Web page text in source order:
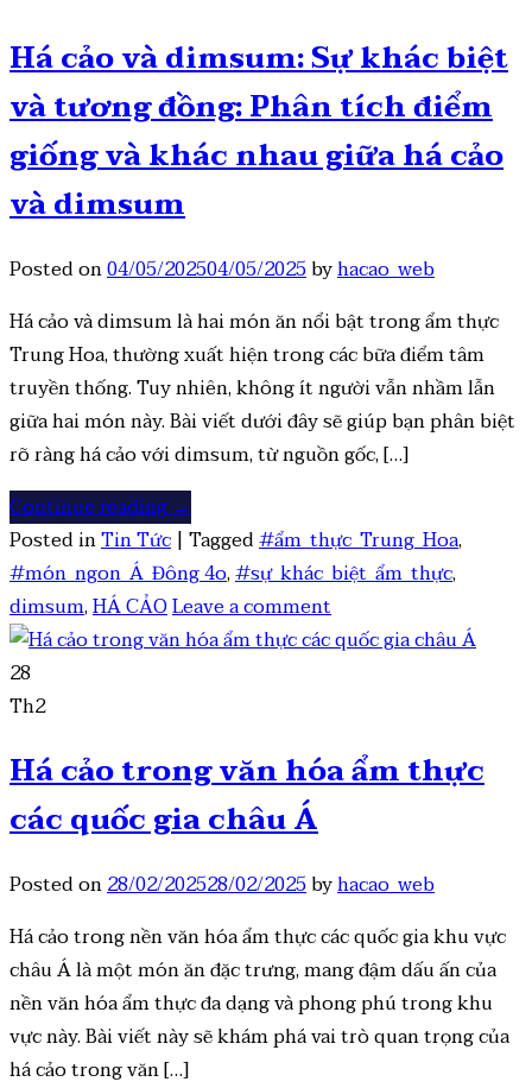
Há cảo và dimsum: Sự khác biệt
và tương đồng: Phân tích điểm
giống và khác nhau giữa há cảo
và dimsum
Posted on04/05/202504/05/2025byhacao_web
Há cảo và dimsum là hai món ăn nổi bật trong ẩm thực
Trung Hoa, thường xuất hiện trong các bữa điểm tâm
truyền thống. Tuy nhiên, không ít người vẫn nhầm lẫn
giữa hai món này. Bài viết dưới đây sẽ giúp bạn phân biệt
rõ ràng há cảo với dimsum, từ nguồn gốc, […]
Continue reading→
Posted inTin Tức | Tagged#ẩm_thực_Trung_Hoa,
#món_ngon_Á_Đông 4o,#sự_khác_biệt_ẩm_thực,
dimsum,HÁ CẢOLeave a comment
28
Th2
Há cảo trong văn hóa ẩm thực
các quốc gia châu Á
Posted on28/02/202528/02/2025byhacao_web
Há cảo trong nền văn hóa ẩm thực các quốc gia khu vực
châu Á là một món ăn đặc trưng, mang đậm dấu ấn của
nền văn hóa ẩm thực đa dạng và phong phú trong khu
vực này. Bài viết này sẽ khám phá vai trò quan trọng của
há cảo trong văn […]